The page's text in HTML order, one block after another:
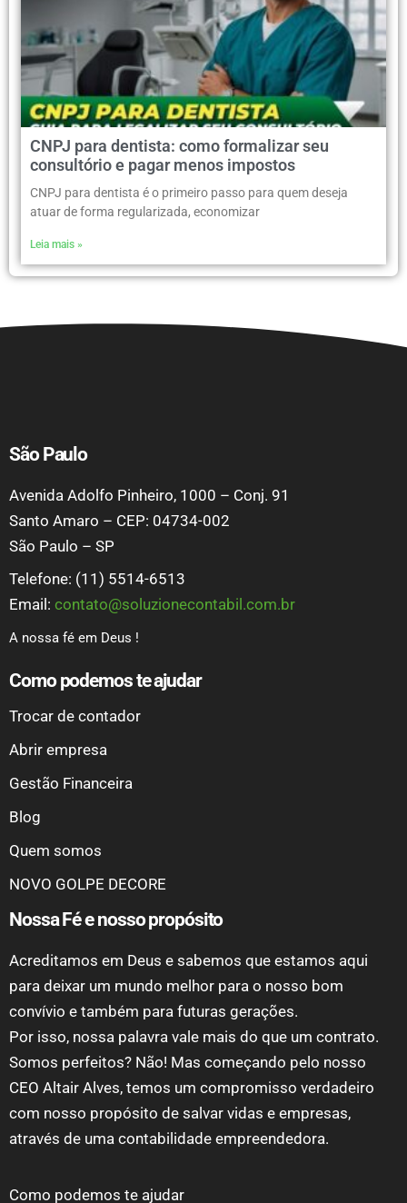
CNPJ para dentista: como formalizar seu
consultório e pagar menos impostos
CNPJ para dentista é o primeiro passo para quem deseja
atuar de forma regularizada, economizar
Leia mais »
São Paulo
Avenida Adolfo Pinheiro, 1000 – Conj. 91
Santo Amaro – CEP: 04734-002
São Paulo – SP
Telefone: (11) 5514-6513
Email: contato@soluzionecontabil.com.br
A nossa fé em Deus !
Como podemos te ajudar
Trocar de contador
Abrir empresa
Gestão Financeira
Blog
Quem somos
NOVO GOLPE DECORE
Nossa Fé e nosso propósito
Acreditamos em Deus e sabemos que estamos aqui
para deixar um mundo melhor para o nosso bom
convívio e também para futuras gerações.
Por isso, nossa palavra vale mais do que um contrato.
Somos perfeitos? Não! Mas começando pelo nosso
CEO Altair Alves, temos um compromisso verdadeiro
com nosso propósito de salvar vidas e empresas,
através de uma contabilidade empreendedora.
Como podemos te ajudar